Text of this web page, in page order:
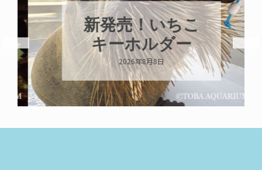
新発売！いちこ
キーホルダー
2026年8月8日